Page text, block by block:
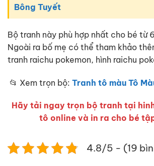
Bông Tuyết
Bộ tranh này phù hợp nhất cho bé từ
Ngoài ra bố mẹ có thể tham khảo
tranh raichu pokemon, hình raichu
📂 Xem trọn bộ: Tranh tô màu Tô
Hãy tải ngay trọn bộ tranh tại
tô online và in ra cho bé
4.8/5 - (19